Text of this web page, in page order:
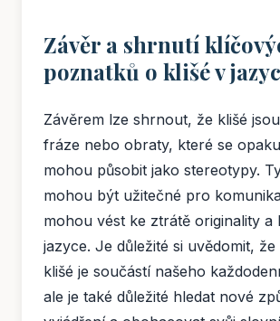
Závěr a shrnutí
poznatků o klišé v
Závěrem lze shrnout, že klišé
fráze nebo obraty, které se
mohou působit jako stereotypy.
mohou být užitečné pro
mohou vést ke ztrátě originality a
jazyce. Je důležité si uvědomit,
klišé je součástí našeho
ale je také důležité hledat nové